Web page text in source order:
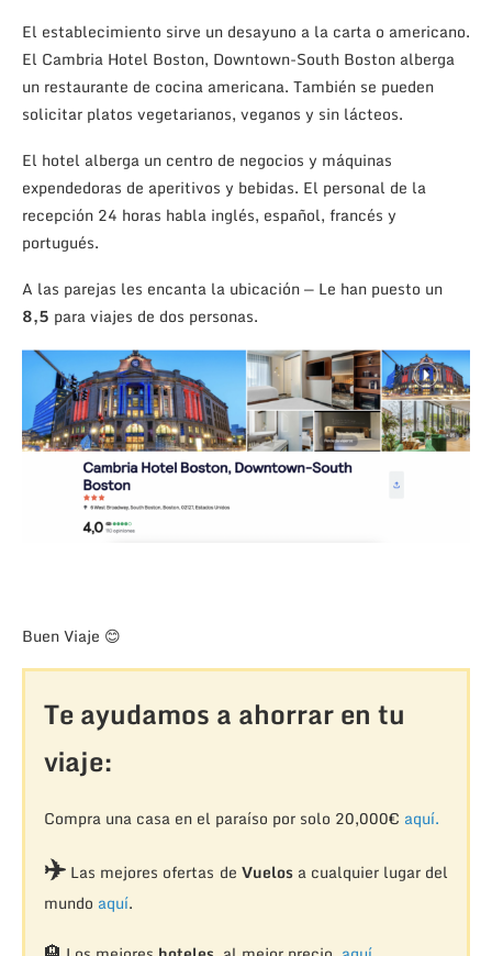
El establecimiento sirve un desayuno a la carta o americano.
El Cambria Hotel Boston, Downtown-South Boston alberga
un restaurante de cocina americana. También se pueden
solicitar platos vegetarianos, veganos y sin lácteos.
El hotel alberga un centro de negocios y máquinas
expendedoras de aperitivos y bebidas. El personal de la
recepción 24 horas habla inglés, español, francés y
portugués.
A las parejas les encanta la ubicación — Le han puesto un
8,5 para viajes de dos personas.
Buen Viaje 😊
Te ayudamos a ahorrar en tu
viaje:
Compra una casa en el paraíso por solo 20,000€ aquí.
✈️Las mejores ofertas de Vuelosa cualquier lugar del
mundo aquí.